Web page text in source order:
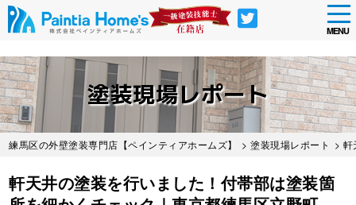
Skip
to
main
content
MENU
塗装現場レポート
練馬区の外壁塗装専門店【ペインティアホームズ】 >塗装現場レポート >
軒天井の塗装を行いました！付帯部は塗装箇